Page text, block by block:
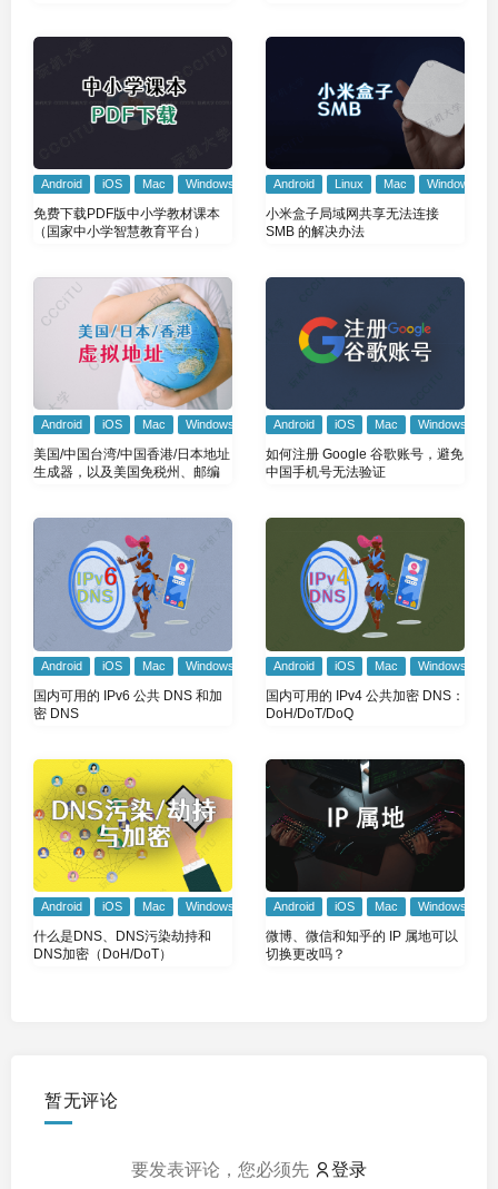
Android iOS Mac Windows
免费下载PDF版中小学教材课本
（国家中小学智慧教育平台）
Android Linux Mac Windows
小米盒子局域网共享无法连接
SMB 的解决办法
Android iOS Mac Windows
美国/中国台湾/中国香港/日本地址
生成器，以及美国免税州、邮编
Android iOS Mac Windows
如何注册 Google 谷歌账号，避免
中国手机号无法验证
Android iOS Mac Windows
国内可用的 IPv6 公共 DNS 和加
密 DNS
Android iOS Mac Windows
国内可用的 IPv4 公共加密 DNS：
DoH/DoT/DoQ
Android iOS Mac Windows
什么是DNS、DNS污染劫持和
DNS加密（DoH/DoT）
Android iOS Mac Windows
微博、微信和知乎的 IP 属地可以
切换更改吗？
暂无评论
要发表评论，您必须先 登录